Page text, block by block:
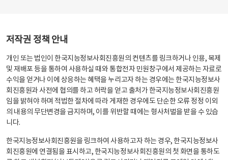
저작권 정책 안내
개인 또는 법인이 한국지능정보사회진흥원의 컨텐츠를 링크하거나 인용, 복제
및 재배포 등을 통하여 사용하실 때와 통합전자 민원창구에서 제공하는 자료로
수익을 얻거나 이에 상응하는 혜택을 누리고자 하는 경우에는 한국지능정보사
회진흥원과 사전에 협의를 하고 허락을 얻고 출처가 한국지능정보사회진흥원
임을 밝혀야 하며 적법한 절차에 따라 게재한 경우에도 단순한 오류 정정 이외
의 내용의 무단변경을 금지하며, 이를 위반할 때에는 형사처벌을 받을 수 있습
니다.
한국지능정보사회진흥원을 링크하여 사용하고자 하는 경우, 한국지능정보사
회진흥원에 연결됨을 표시하고, 한국지능정보사회진흥원의 첫 화면을 통하도